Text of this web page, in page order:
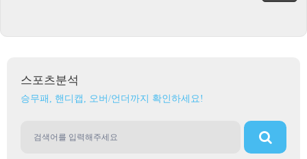
스포츠분석
승무패, 핸디캡, 오버/언더까지 확인하세요!